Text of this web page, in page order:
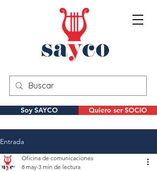
Soy SAYCO Quiero ser SOCIO
Entrada
Oficina de comunicaciones
8 may 3 min de lectura